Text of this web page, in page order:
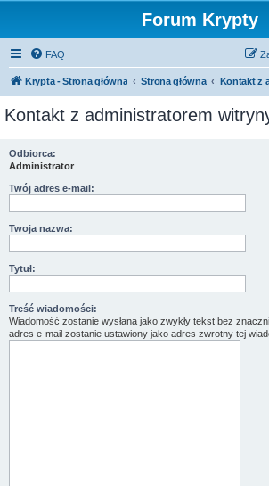
Forum Krypty
FAQ
Krypta - Strona główna Strona główna
Kontakt z administratorem
Odbiorca:
Administrator
Twój adres e-mail:
Twoja nazwa:
Tytuł:
Treść wiadomości:
Wiadomość zostanie wysłana jako zwykły tekst bez
adres e-mail zostanie ustawiony jako adres zwrotny tej